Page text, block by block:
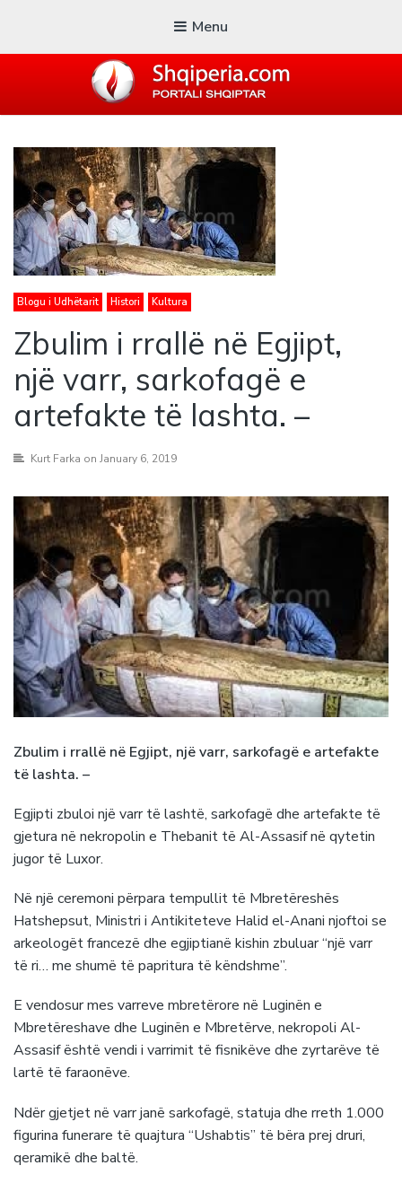
Menu
Blogu i ShqiperiaCom
Blogu i Udhëtarit Histori Kultura
Zbulim i rrallë në Egjipt,
një varr, sarkofagë e
artefakte të lashta. –
Kurt Farka on January 6, 2019
Zbulim i rrallë në Egjipt, një varr, sarkofagë e artefakte
të lashta. –
Egjipti zbuloi një varr të lashtë, sarkofagë dhe artefakte të
gjetura në nekropolin e Thebanit të Al-Assasif në qytetin
jugor të Luxor.
Në një ceremoni përpara tempullit të Mbretëreshës
Hatshepsut, Ministri i Antikiteteve Halid el-Anani njoftoi se
arkeologët francezë dhe egjiptianë kishin zbuluar “një varr
të ri… me shumë të papritura të këndshme”.
E vendosur mes varreve mbretërore në Luginën e
Mbretëreshave dhe Luginën e Mbretërve, nekropoli Al-
Assasif është vendi i varrimit të fisnikëve dhe zyrtarëve të
lartë të faraonëve.
Ndër gjetjet në varr janë sarkofagë, statuja dhe rreth 1.000
figurina funerare të quajtura “Ushabtis” të bëra prej druri,
qeramikë dhe baltë.